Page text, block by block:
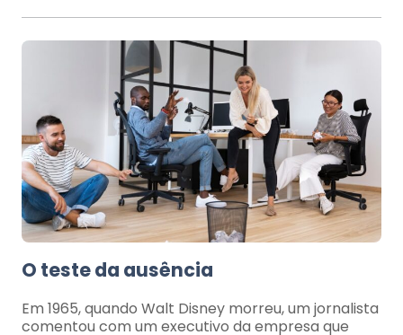
O teste da ausência
Em 1965, quando Walt Disney morreu, um jornalista
comentou com um executivo da empresa que